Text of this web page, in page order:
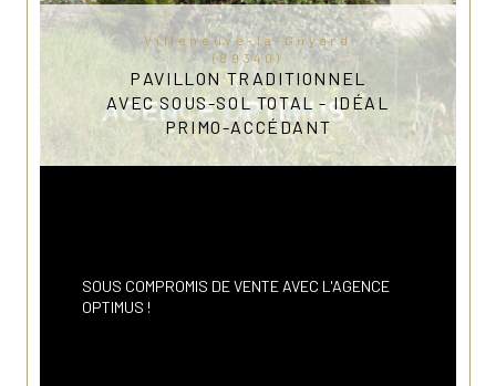
Villeneuve-la-Guyard
(89340)
PAVILLON TRADITIONNEL
AVEC SOUS-SOL TOTAL - IDÉAL
PRIMO-ACCÉDANT
SOUS COMPROMIS DE VENTE AVEC L'AGENCE
OPTIMUS !